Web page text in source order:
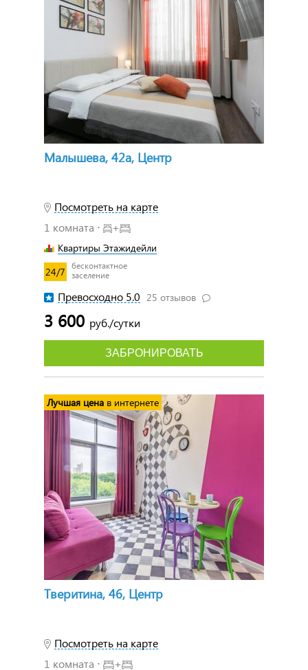
Малышева, 42а, Центр
Посмотреть на карте
1 комната ⋅
+
Квартиры Этажидейли
24/7
бесконтактное
заселение
Превосходно 5.0 25 отзывов
3 600 руб./сутки
ЗАБРОНИРОВАТЬ
Тверитина, 46, Центр
Посмотреть на карте
1 комната ⋅
+
Лучшая цена в интернете